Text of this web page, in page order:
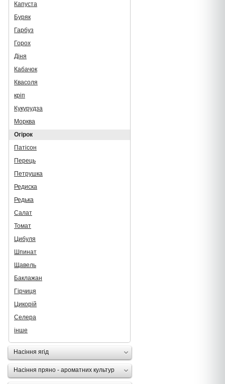
Капуста
Буряк
Гарбуз
Горох
Діня
Кабачок
Квасоля
кріп
Кукурудза
Морква
Огірок
Патісон
Перець
Петрушка
Редиска
Редька
Салат
Томат
Цибуля
Шпинат
Щавель
Баклажан
Гірчиця
Цикорій
Селера
інше
Насіння ягід
Насіння пряно - ароматних культур